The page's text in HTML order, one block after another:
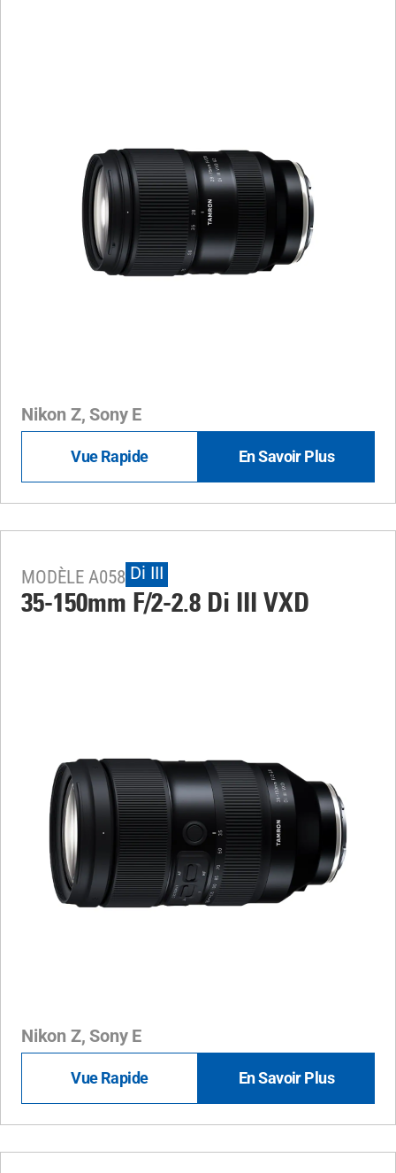
Nikon Z, Sony E
Vue Rapide En Savoir Plus
MODÈLE A058 Di III
35-150mm F/2-2.8 Di III VXD
Nikon Z, Sony E
Vue Rapide En Savoir Plus